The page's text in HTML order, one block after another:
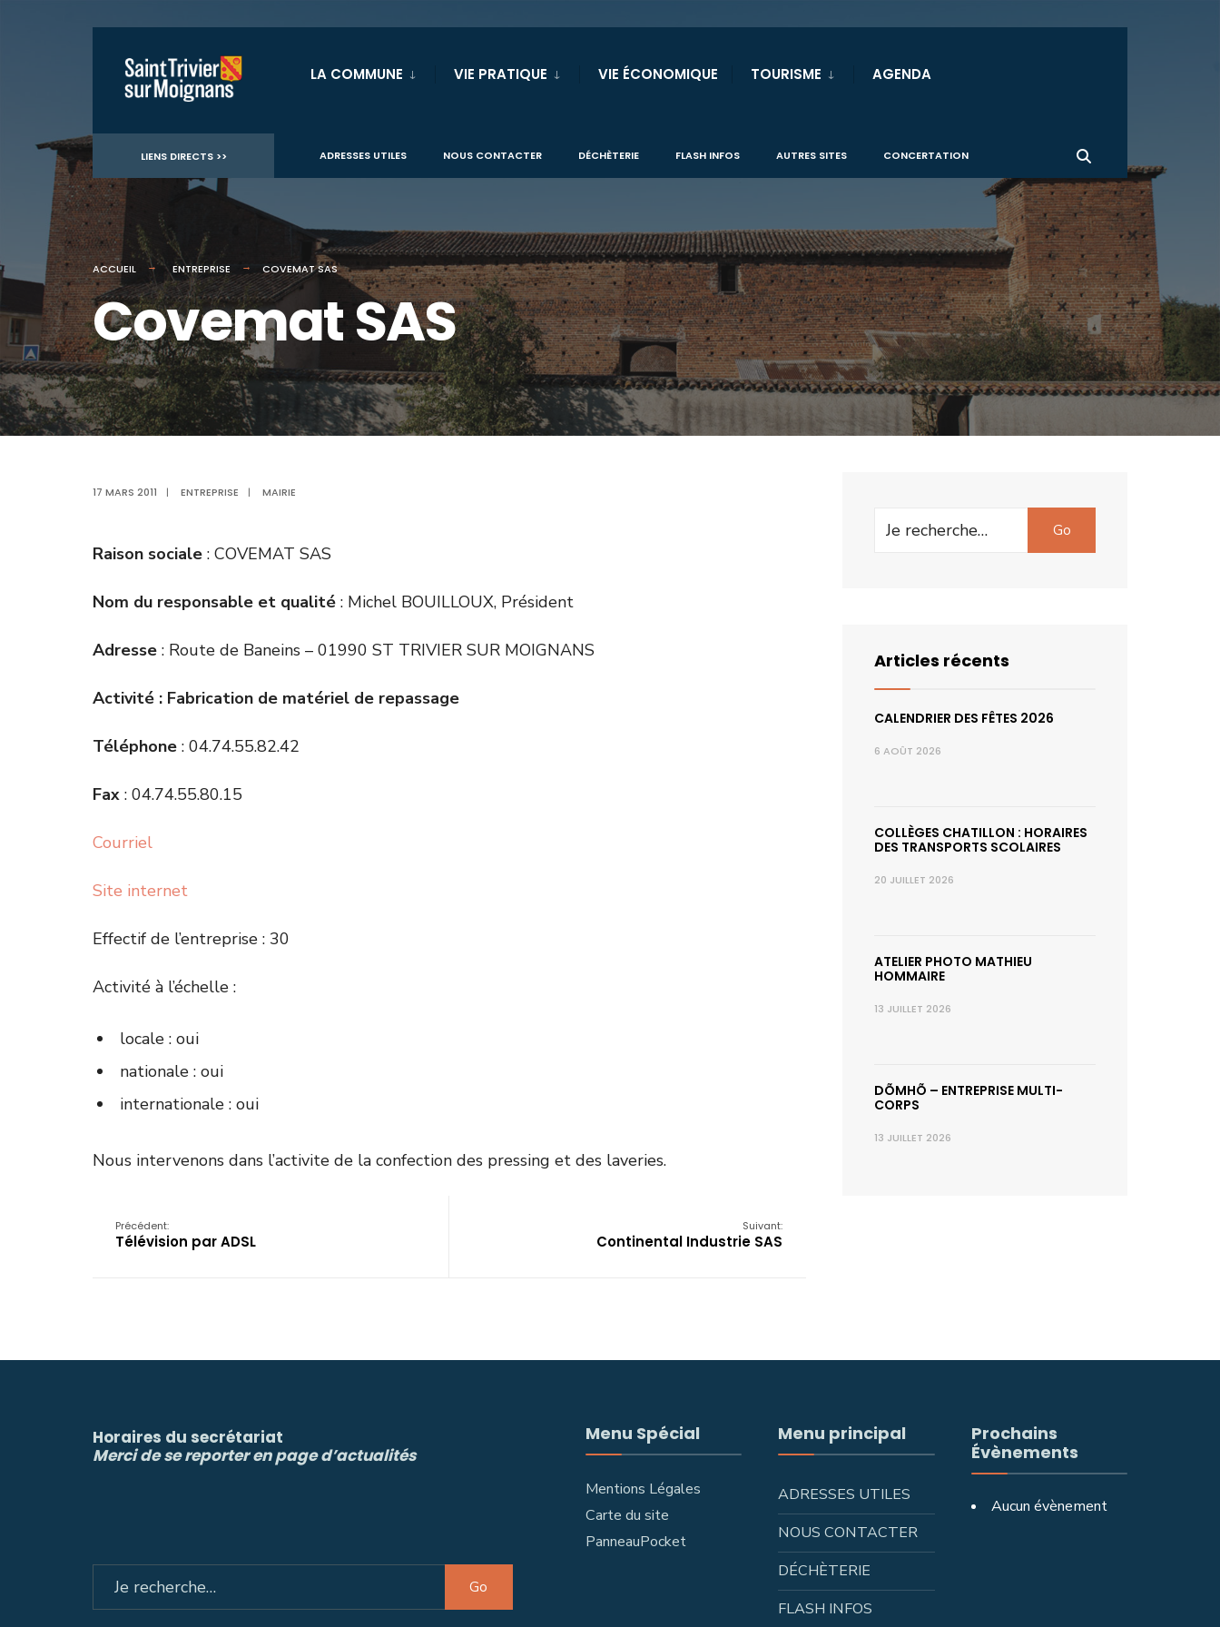
contenu
LA COMMUNE VIE PRATIQUE VIE ÉCONOMIQUE TOURISME AGENDA
LIENS DIRECTS >> ADRESSES UTILES NOUS CONTACTER DÉCHÈTERIE FLASH INFOS AUTRES SITES CONCERTATION
ACCUEIL ENTREPRISE COVEMAT SAS
Covemat SAS
17 MARS 2011 | ENTREPRISE | MAIRIE
Raison sociale : COVEMAT SAS
Nom du responsable et qualité : Michel BOUILLOUX, Président
Adresse : Route de Baneins – 01990 ST TRIVIER SUR MOIGNANS
Activité : Fabrication de matériel de repassage
Téléphone : 04.74.55.82.42
Fax : 04.74.55.80.15
Courriel
Site internet
Effectif de l’entreprise : 30
Activité à l’échelle :
locale : oui
nationale : oui
internationale : oui
Nous intervenons dans l’activite de la confection des pressing et des laveries.
Précédent:
Télévision par ADSL
Suivant:
Continental Industrie SAS
Search
Go
Articles récents
CALENDRIER DES FÊTES 2026
6 AOÛT 2026
COLLÈGES CHATILLON : HORAIRES
DES TRANSPORTS SCOLAIRES
20 JUILLET 2026
ATELIER PHOTO MATHIEU
HOMMAIRE
13 JUILLET 2026
DÕMHÕ – ENTREPRISE MULTI-
CORPS
13 JUILLET 2026
Horaires du secrétariat
Merci de se reporter en page d’actualités
Go
Menu Spécial
Mentions Légales
Carte du site
PanneauPocket
Menu principal
ADRESSES UTILES
NOUS CONTACTER
DÉCHÈTERIE
FLASH INFOS
Prochains
Évènements
Aucun évènement